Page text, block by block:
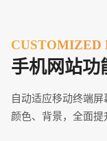
手机网站功
自动适应移动终端屏
颜色、背景，全面提